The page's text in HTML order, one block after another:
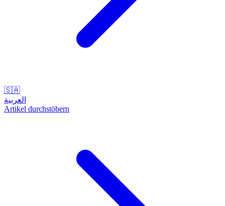
🇸🇦
العربية
Artikel durchstöbern